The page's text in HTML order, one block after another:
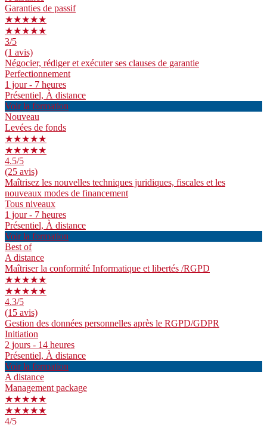
Garanties de passif
★★★★★
★★★★★
3/5
(1 avis)
Négocier, rédiger et exécuter ses clauses de garantie
Perfectionnement
1 jour - 7 heures
Présentiel, À distance
Voir la formation
Nouveau
Levées de fonds
★★★★★
★★★★★
4.5/5
(25 avis)
Maîtrisez les nouvelles techniques juridiques, fiscales et les
nouveaux modes de financement
Tous niveaux
1 jour - 7 heures
Présentiel, À distance
Voir la formation
Best of
A distance
Maîtriser la conformité Informatique et libertés /RGPD
★★★★★
★★★★★
4.3/5
(15 avis)
Gestion des données personnelles après le RGPD/GDPR
Initiation
2 jours - 14 heures
Présentiel, À distance
Voir la formation
A distance
Management package
★★★★★
★★★★★
4/5